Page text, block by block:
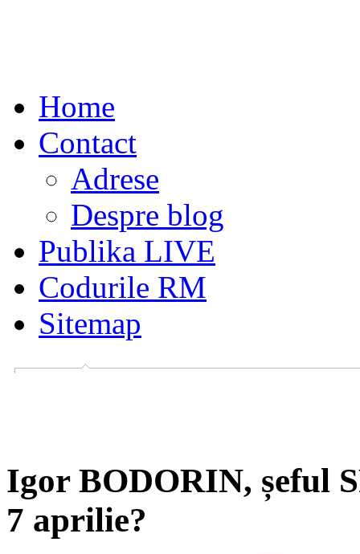
Home
Contact
Adrese
Despre blog
Publika LIVE
Codurile RM
Sitemap
Igor BODORIN, șeful
7 aprilie?